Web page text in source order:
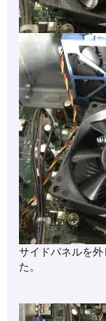
サイドパネルを
た。